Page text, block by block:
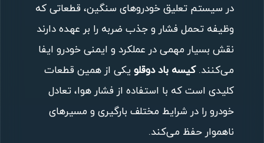
در سیستم تعلیق خودروهای سنگین، قطعاتی که
وظیفه تحمل فشار و جذب ضربه را بر عهده دارند
نقش بسیار مهمی در عملکرد و ایمنی خودرو ایفا
می‌کنند.کیسه باد دوقلو یکی از همین قطعات
کلیدی است که با استفاده از فشار هوا، تعادل
خودرو را در شرایط مختلف بارگیری و مسیرهای
ناهموار حفظ می‌کند.